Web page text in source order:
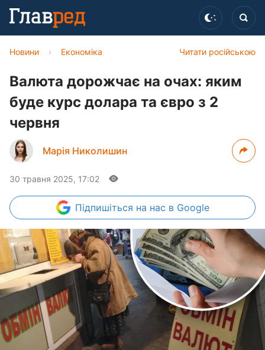
Читати російською
Новини › Економіка
Валюта дорожчає на очах: яким
буде курс долара та євро з 2
червня
Марія Николишин
30 травня 2025, 17:02
Підпишіться на нас в Google